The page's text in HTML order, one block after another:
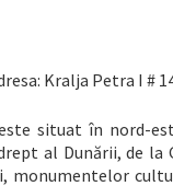
Kralja Petra I #
situat în nord-
al Dunării, de la
monumentelor